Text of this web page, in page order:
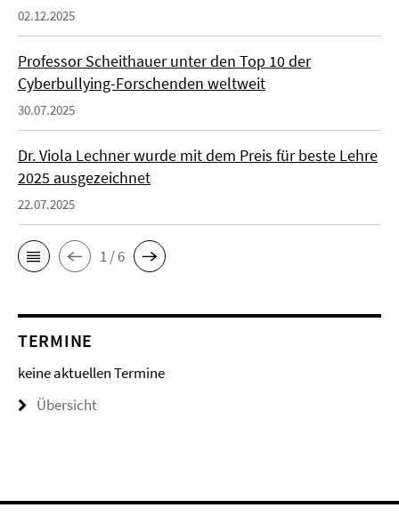
02.12.2025
Professor Scheithauer unter den Top 10 der
Cyberbullying-Forschenden weltweit
30.07.2025
Dr. Viola Lechner wurde mit dem Preis für beste Lehre
2025 ausgezeichnet
22.07.2025
1 / 6
TERMINE
keine aktuellen Termine
Übersicht